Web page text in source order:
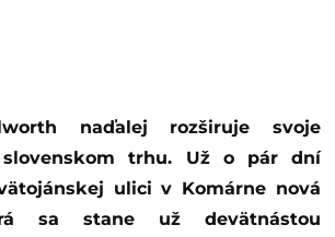
slovenskom trhu. Už o pár dní
ulici v Komárne nová
sa stane už devätnástou